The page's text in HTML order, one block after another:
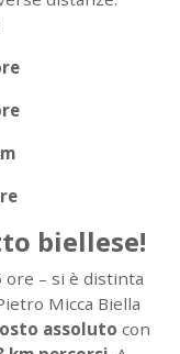
biellese!
ore – si è distinta
Micca Biella
assoluto con